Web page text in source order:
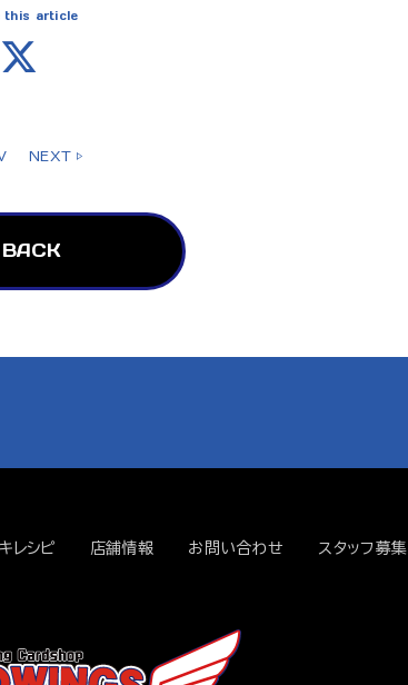
this article
NEXT ▷
レシピ 店舗情報 お問い合わせ スタッフ募集